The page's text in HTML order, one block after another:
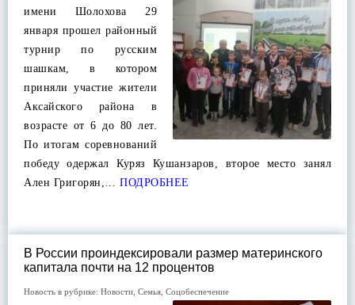
имени Шолохова 29
января прошел районный
турнир по русским
шашкам, в котором
приняли участие жители
Аксайского района в
возрасте от 6 до 80 лет.
По итогам соревнований
победу одержал Куряз Кушанзаров, второе место занял
Ален Григорян,… ПОДРОБНЕЕ
В России проиндексировали размер материнского
капитала почти на 12 процентов
Новость в рубрике: Новости Семья Соцобеспечение